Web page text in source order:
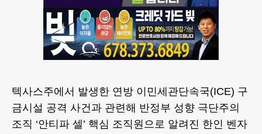
텍사스주에서 발생한 연방 이민세관단속국(ICE) 구
금시설 공격 사건과 관련해 반정부 성향 극단주의
조직 ‘안티파 셀’ 핵심 조직원으로 알려진 한인 벤자